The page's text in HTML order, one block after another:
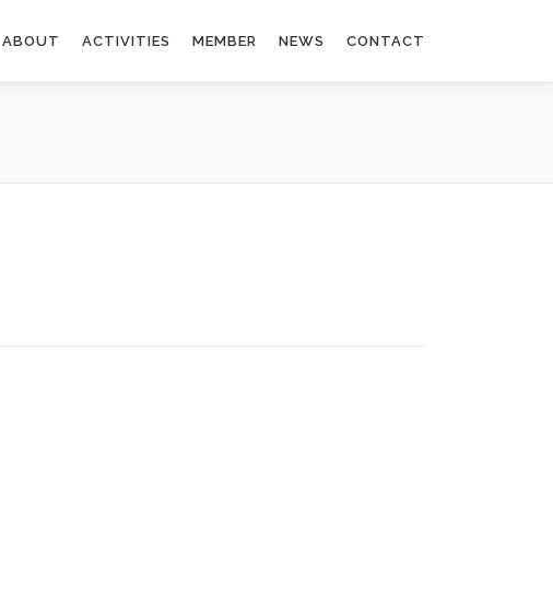
ABOUT ACTIVITIES MEMBER NEWS CONTACT